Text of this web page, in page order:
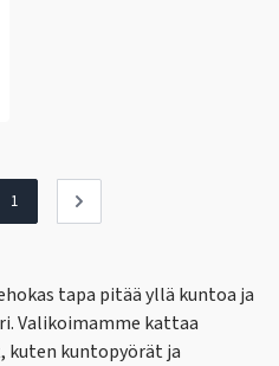
1
tapa pitää yllä kuntoa ja
Valikoimamme kattaa
kuten kuntopyörät ja